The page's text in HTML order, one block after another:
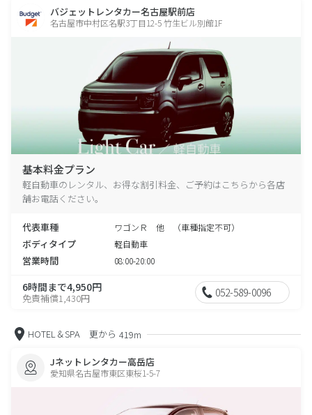
バジェットレンタカー名古屋駅前店
名古屋市中村区名駅3丁目12-5 竹生ビル別館1F
基本料金プラン
軽自動車のレンタル、お得な割引料金、ご予約はこちらから各店
舗お電話ください。
代表車種 ワゴンＲ 他 （車種指定不可）
ボディタイプ 軽自動車
営業時間 08:00-20:00
6時間まで4,950円
免責補償1,430円 052-589-0096
HOTEL＆SPA 更から 419m
Jネットレンタカー高岳店
愛知県名古屋市東区東桜1-5-7